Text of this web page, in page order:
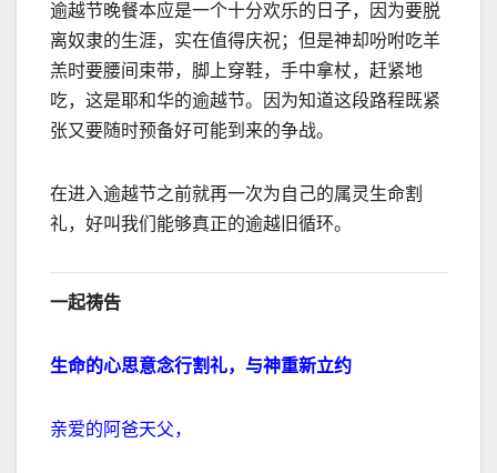
逾越节晚餐本应是一个十分欢乐的日子，因为要脱
离奴隶的生涯，实在值得庆祝；但是神却吩咐吃羊
羔时要腰间束带，脚上穿鞋，手中拿杖，赶紧地
吃，这是耶和华的逾越节。因为知道这段路程既紧
张又要随时预备好可能到来的争战。
在进入逾越节之前就再一次为自己的属灵生命割
礼，好叫我们能够真正的逾越旧循环。
一起祷告
生命的心思意念行割礼，与神重新立约
亲爱的阿爸天父，